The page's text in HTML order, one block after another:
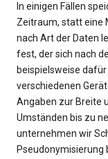
In einigen Fällen
Zeitraum, statt eine
nach Art der Daten
fest, der sich nach
beispielsweise
verschiedenen
Angaben zur Breite
Umständen bis zu
unternehmen wir